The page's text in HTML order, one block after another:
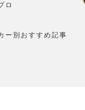
ロ
ー別おすすめ記事